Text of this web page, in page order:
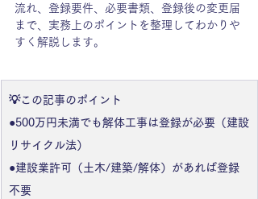
流れ、登録要件、必要書類、登録後の変更届
まで、実務上のポイントを整理してわかりや
すく解説します。
💡この記事のポイント
●500万円未満でも解体工事は登録が必要（建設
リサイクル法）
●建設業許可（土木/建築/解体）があれば登録
不要